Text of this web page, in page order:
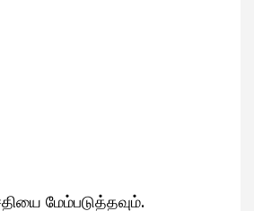
மேம்படுத்தவும்.